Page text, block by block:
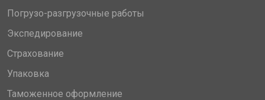
Погрузо-разгрузочные работы
Экспедирование
Страхование
Упаковка
Таможенное оформление